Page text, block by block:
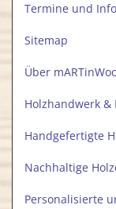
Termine und
Sitemap
Über
Holzhandwerk &
Handgefertigte
Nachhaltige
Personalisierte